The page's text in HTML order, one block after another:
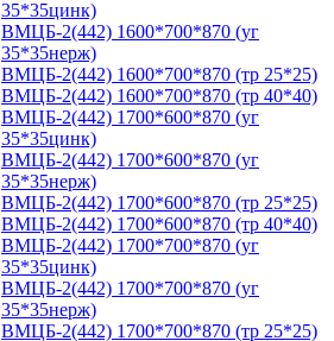
35*35цинк)
ВМЦБ-2(442) 1600*700*870 (уг
35*35нерж)
ВМЦБ-2(442) 1600*700*870 (тр 25*25)
ВМЦБ-2(442) 1600*700*870 (тр 40*40)
ВМЦБ-2(442) 1700*600*870 (уг
35*35цинк)
ВМЦБ-2(442) 1700*600*870 (уг
35*35нерж)
ВМЦБ-2(442) 1700*600*870 (тр 25*25)
ВМЦБ-2(442) 1700*600*870 (тр 40*40)
ВМЦБ-2(442) 1700*700*870 (уг
35*35цинк)
ВМЦБ-2(442) 1700*700*870 (уг
35*35нерж)
ВМЦБ-2(442) 1700*700*870 (тр 25*25)